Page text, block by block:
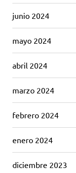
junio 2024
mayo 2024
abril 2024
marzo 2024
febrero 2024
enero 2024
diciembre 2023